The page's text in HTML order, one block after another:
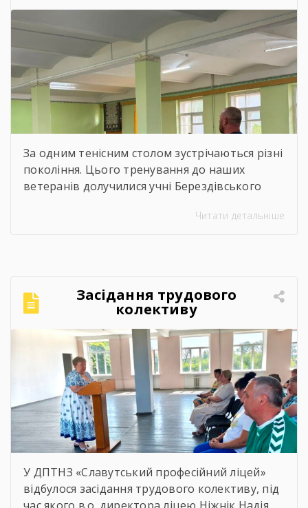
За одним тенісним столом зустрічаються різні
покоління. Цього тренування до наших
ветеранів долучилися учні Берездівського
усмішок і щирого спілкування. Саме такі
відволіктися від буденності […]
Читати детальніше
Засідання трудового
колективу
У ДПТНЗ «Славутський професійний ліцей»
відбулося засідання трудового колективу, під
час якого в.о. директора ліцею Ніжнік Надія